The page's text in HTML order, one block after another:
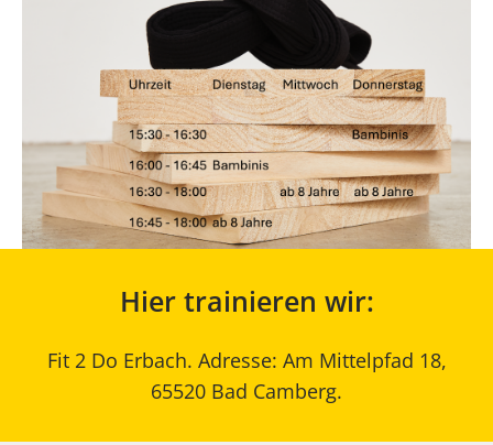
Hier trainieren wir:
Fit 2 Do Erbach. Adresse: Am Mittelpfad 18,
65520 Bad Camberg.